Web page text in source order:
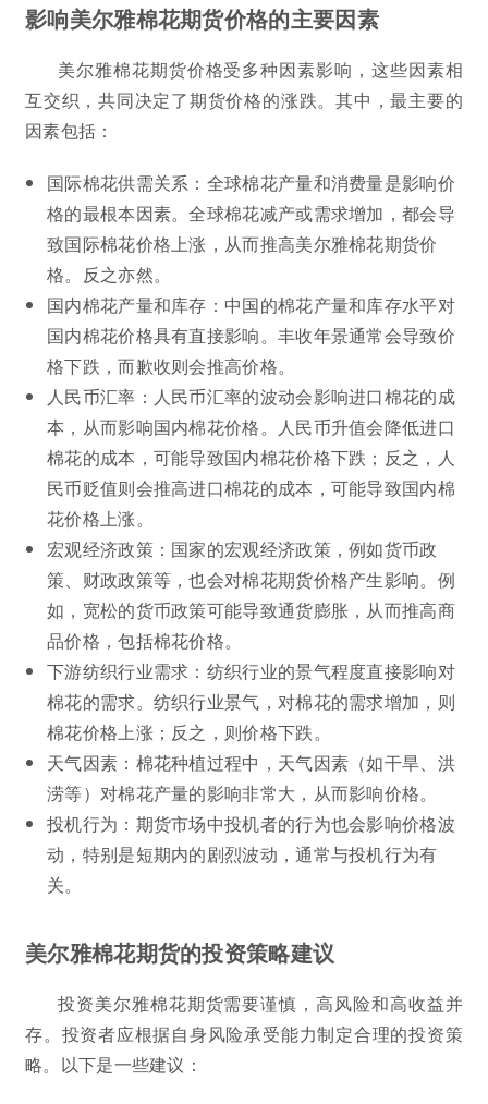
影响美尔雅棉花期货价格的主要因素
美尔雅棉花期货价格受多种因素影响，这些因素相
互交织，共同决定了期货价格的涨跌。其中，最主要的
因素包括：
国际棉花供需关系：全球棉花产量和消费量是影响价
格的最根本因素。全球棉花减产或需求增加，都会导
致国际棉花价格上涨，从而推高美尔雅棉花期货价
格。反之亦然。
国内棉花产量和库存：中国的棉花产量和库存水平对
国内棉花价格具有直接影响。丰收年景通常会导致价
格下跌，而歉收则会推高价格。
人民币汇率：人民币汇率的波动会影响进口棉花的成
本，从而影响国内棉花价格。人民币升值会降低进口
棉花的成本，可能导致国内棉花价格下跌；反之，人
民币贬值则会推高进口棉花的成本，可能导致国内棉
花价格上涨。
宏观经济政策：国家的宏观经济政策，例如货币政
策、财政政策等，也会对棉花期货价格产生影响。例
如，宽松的货币政策可能导致通货膨胀，从而推高商
品价格，包括棉花价格。
下游纺织行业需求：纺织行业的景气程度直接影响对
棉花的需求。纺织行业景气，对棉花的需求增加，则
棉花价格上涨；反之，则价格下跌。
天气因素：棉花种植过程中，天气因素（如干旱、洪
涝等）对棉花产量的影响非常大，从而影响价格。
投机行为：期货市场中投机者的行为也会影响价格波
动，特别是短期内的剧烈波动，通常与投机行为有
关。
美尔雅棉花期货的投资策略建议
投资美尔雅棉花期货需要谨慎，高风险和高收益并
存。投资者应根据自身风险承受能力制定合理的投资策
略。以下是一些建议：